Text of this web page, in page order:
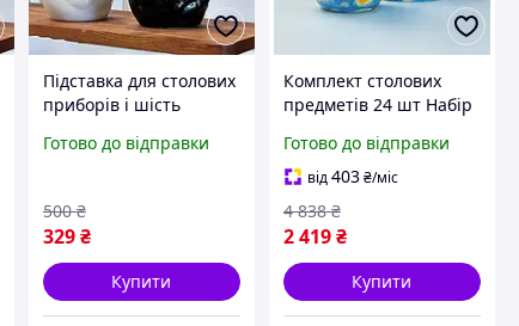
Підставка для столових
приборів і шість
формі лебедя в
Готово до відправки
329 ₴
500 ₴
Купити
Комплект столових
предметів 24 шт Набір
персон Столове
приладдя для дому
Готово до відправки
від403₴/міс
2 419₴
4 838 ₴
Купити